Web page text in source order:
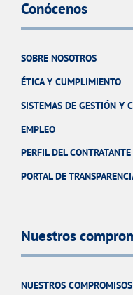
Conócenos
SOBRE NOSOTROS
ÉTICA Y CUMPLIMIENTO
SISTEMAS DE GESTIÓN Y
EMPLEO
PERFIL DEL CONTRATANTE
PORTAL DE
Nuestros
NUESTROS COMPROMISOS